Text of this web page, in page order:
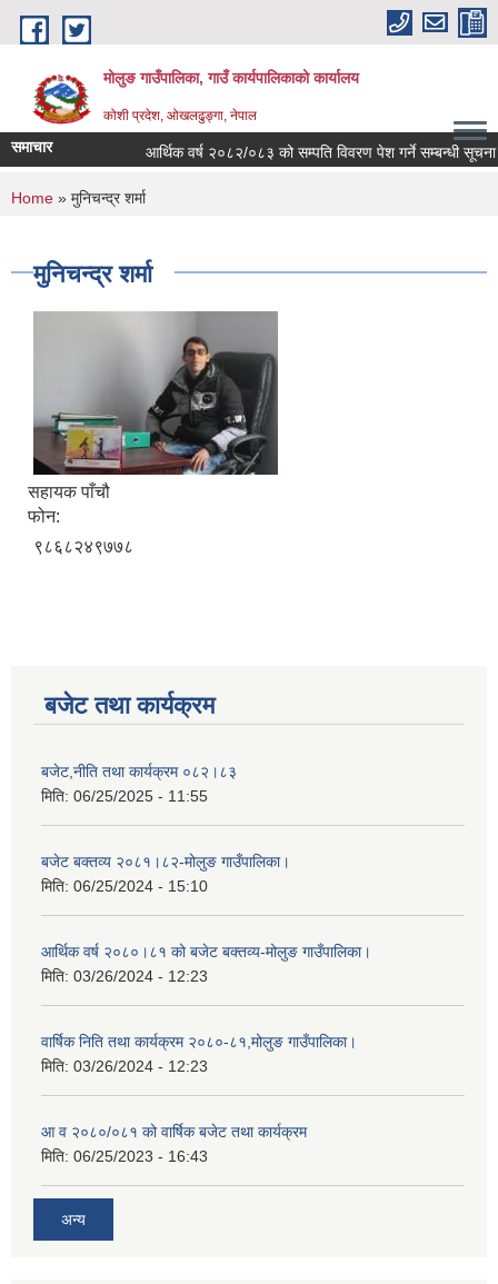
Skip to main content
मोलुङ गाउँपालिका, गाउँ कार्यपालिकाको कार्यालय
कोशी प्रदेश, ओखलढुङ्गा, नेपाल
समाचार आर्थिक वर्ष २०८२/०८३ को सम्पति विवरण पेश गर्ने सम्बन्धी सूचना
You are here
Home » मुनिचन्द्र शर्मा
मुनिचन्द्र शर्मा
सहायक पाँचौ
फोन:
९८६८२४९७७८
बजेट तथा कार्यक्रम
बजेट,नीति तथा कार्यक्रम ०८२।८३
मिति: 06/25/2025 - 11:55
बजेट बक्तव्य २०८१।८२-मोलुङ गाउँपालिका।
मिति: 06/25/2024 - 15:10
आर्थिक वर्ष २०८०।८१ को बजेट बक्तव्य-मोलुङ गाउँपालिका।
मिति: 03/26/2024 - 12:23
वार्षिक निति तथा कार्यक्रम २०८०-८१,मोलुङ गाउँपालिका।
मिति: 03/26/2024 - 12:23
आ व २०८०/०८१ को वार्षिक बजेट तथा कार्यक्रम
मिति: 06/25/2023 - 16:43
अन्य